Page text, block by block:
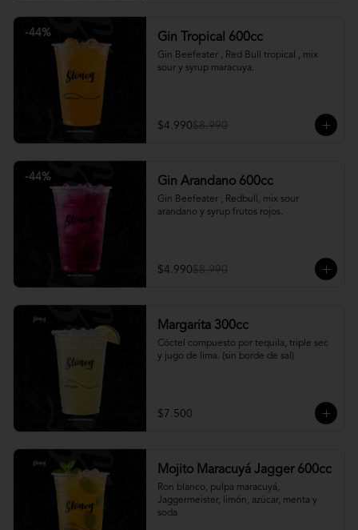
-44% Gin Tropical 600cc
Gin Beefeater , Red Bull tropical , mix
sour y syrup maracuya.
$4.990$8.990
-44% Gin Arandano 600cc
Gin Beefeater , Redbull, mix sour
arandano y syrup frutos rojos.
$4.990$8.990
Margarita 300cc
Cóctel compuesto por tequila, triple sec
y jugo de lima. (sin borde de sal)
$7.500
Mojito Maracuyá Jagger 600cc
Ron blanco, pulpa maracuyá,
Jaggermeister, limón, azúcar, menta y
soda